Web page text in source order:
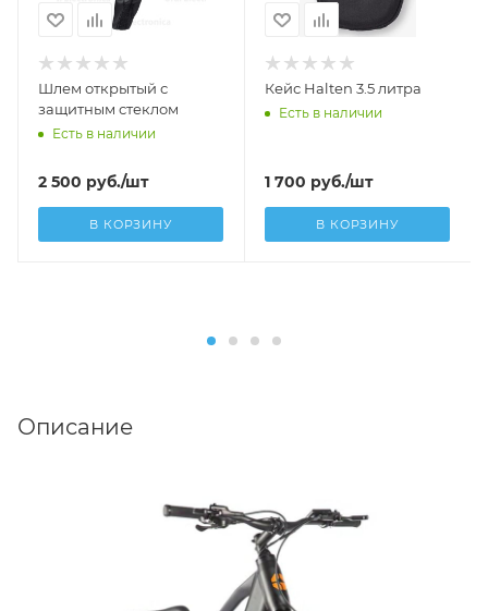
Шлем открытый с
защитным стеклом
Есть в наличии
2 500 руб./шт
В КОРЗИНУ
Кейс Halten 3.5 литра
Есть в наличии
1 700 руб./шт
В КОРЗИНУ
Описание